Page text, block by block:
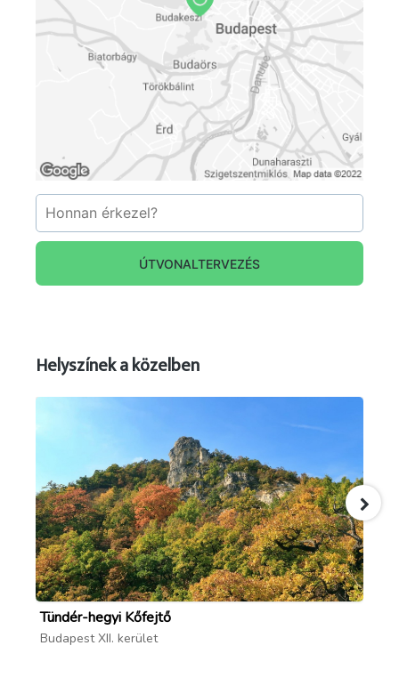
ÚTVONALTERVEZÉS
Helyszínek a közelben
Tündér-hegyi Kőfejtő
Budapest XII. kerület